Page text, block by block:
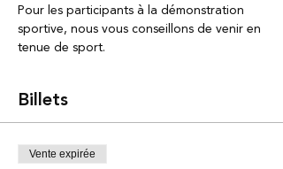
Pour les participants à la démonstration
sportive, nous vous conseillons de venir en
tenue de sport.
Billets
Vente expirée